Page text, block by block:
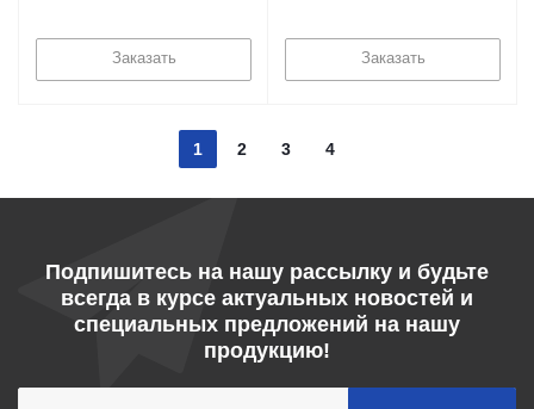
Заказать Заказать
1 2 3 4
Подпишитесь на нашу рассылку и будьте
всегда в курсе актуальных новостей и
специальных предложений на нашу
продукцию!